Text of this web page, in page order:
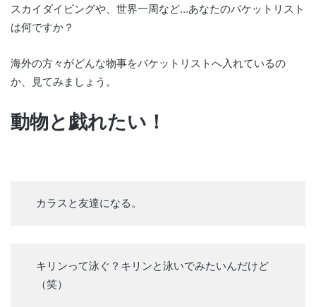
スカイダイビングや、世界一周など…あなたのバケットリスト
は何ですか？
海外の方々がどんな物事をバケットリストへ入れているの
か、見てみましょう。
動物と戯れたい！
カラスと友達になる。
キリンって泳ぐ？キリンと泳いでみたいんだけど
（笑）